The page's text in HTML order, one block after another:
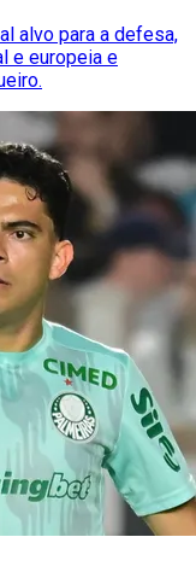
alvo para a defesa,
e europeia e